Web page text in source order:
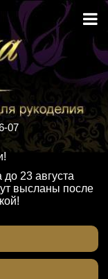
07
23 августа
высланы после